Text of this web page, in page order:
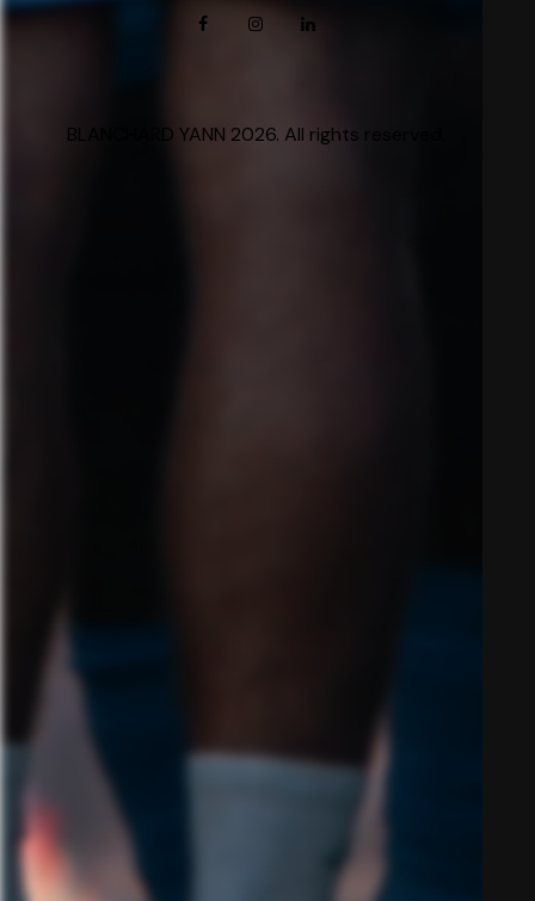
BLANCHARD YANN 2026. All rights reserved.